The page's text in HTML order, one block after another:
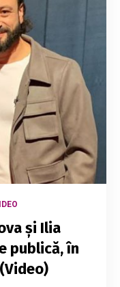
și Ilia
publică, în